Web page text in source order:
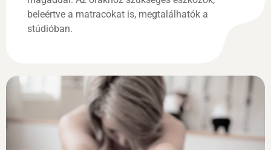
beleértve a matracokat is, megtalálhatók a
stúdióban.